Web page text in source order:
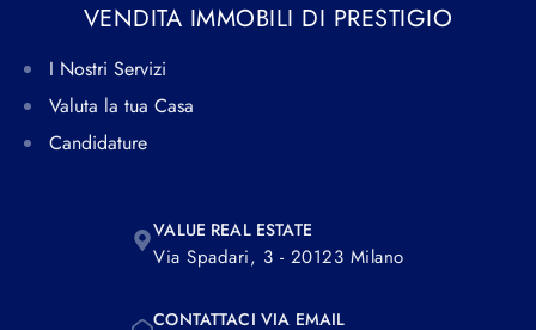
VENDITA IMMOBILI DI PRESTIGIO
I Nostri Servizi
Valuta la tua Casa
Candidature
VALUE REAL ESTATE
Via Spadari, 3 - 20123 Milano
CONTATTACI VIA EMAIL